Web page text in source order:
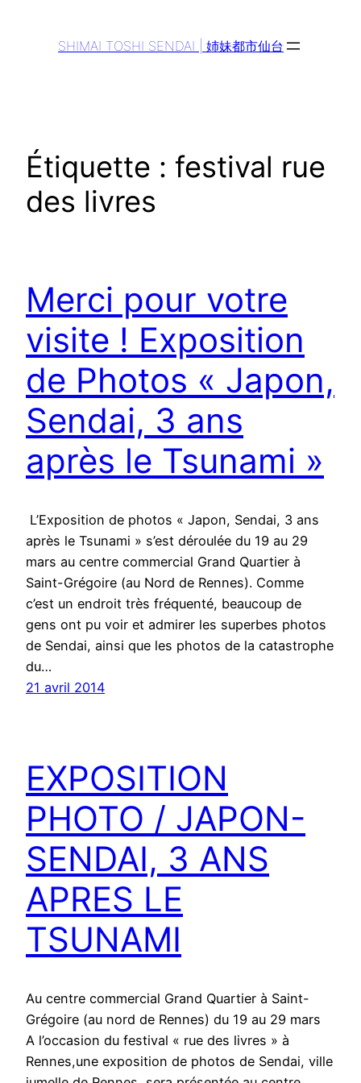
SHIMAI TOSHI SENDAI | 姉妹都市仙台
Étiquette : festival rue
des livres
Merci pour votre
visite ! Exposition
de Photos « Japon,
Sendai, 3 ans
après le Tsunami »
L’Exposition de photos « Japon, Sendai, 3 ans
après le Tsunami » s’est déroulée du 19 au 29
mars au centre commercial Grand Quartier à
Saint-Grégoire (au Nord de Rennes). Comme
c’est un endroit très fréquenté, beaucoup de
gens ont pu voir et admirer les superbes photos
de Sendai, ainsi que les photos de la catastrophe
du…
21 avril 2014
EXPOSITION
PHOTO / JAPON-
SENDAI, 3 ANS
APRES LE
TSUNAMI
Au centre commercial Grand Quartier à Saint-
Grégoire (au nord de Rennes) du 19 au 29 mars
A l’occasion du festival « rue des livres » à
Rennes,une exposition de photos de Sendai, ville